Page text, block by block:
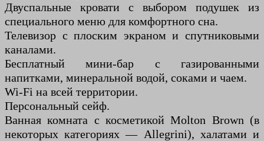
Двуспальные кровати с выбором подушек из
специального меню для комфортного сна.
Телевизор с плоским экраном и спутниковыми
каналами.
Бесплатный мини-бар с газированными
напитками, минеральной водой, соками и чаем.
Wi-Fi на всей территории.
Персональный сейф.
Ванная комната с косметикой Molton Brown (в
некоторых категориях — Allegrini), халатами и